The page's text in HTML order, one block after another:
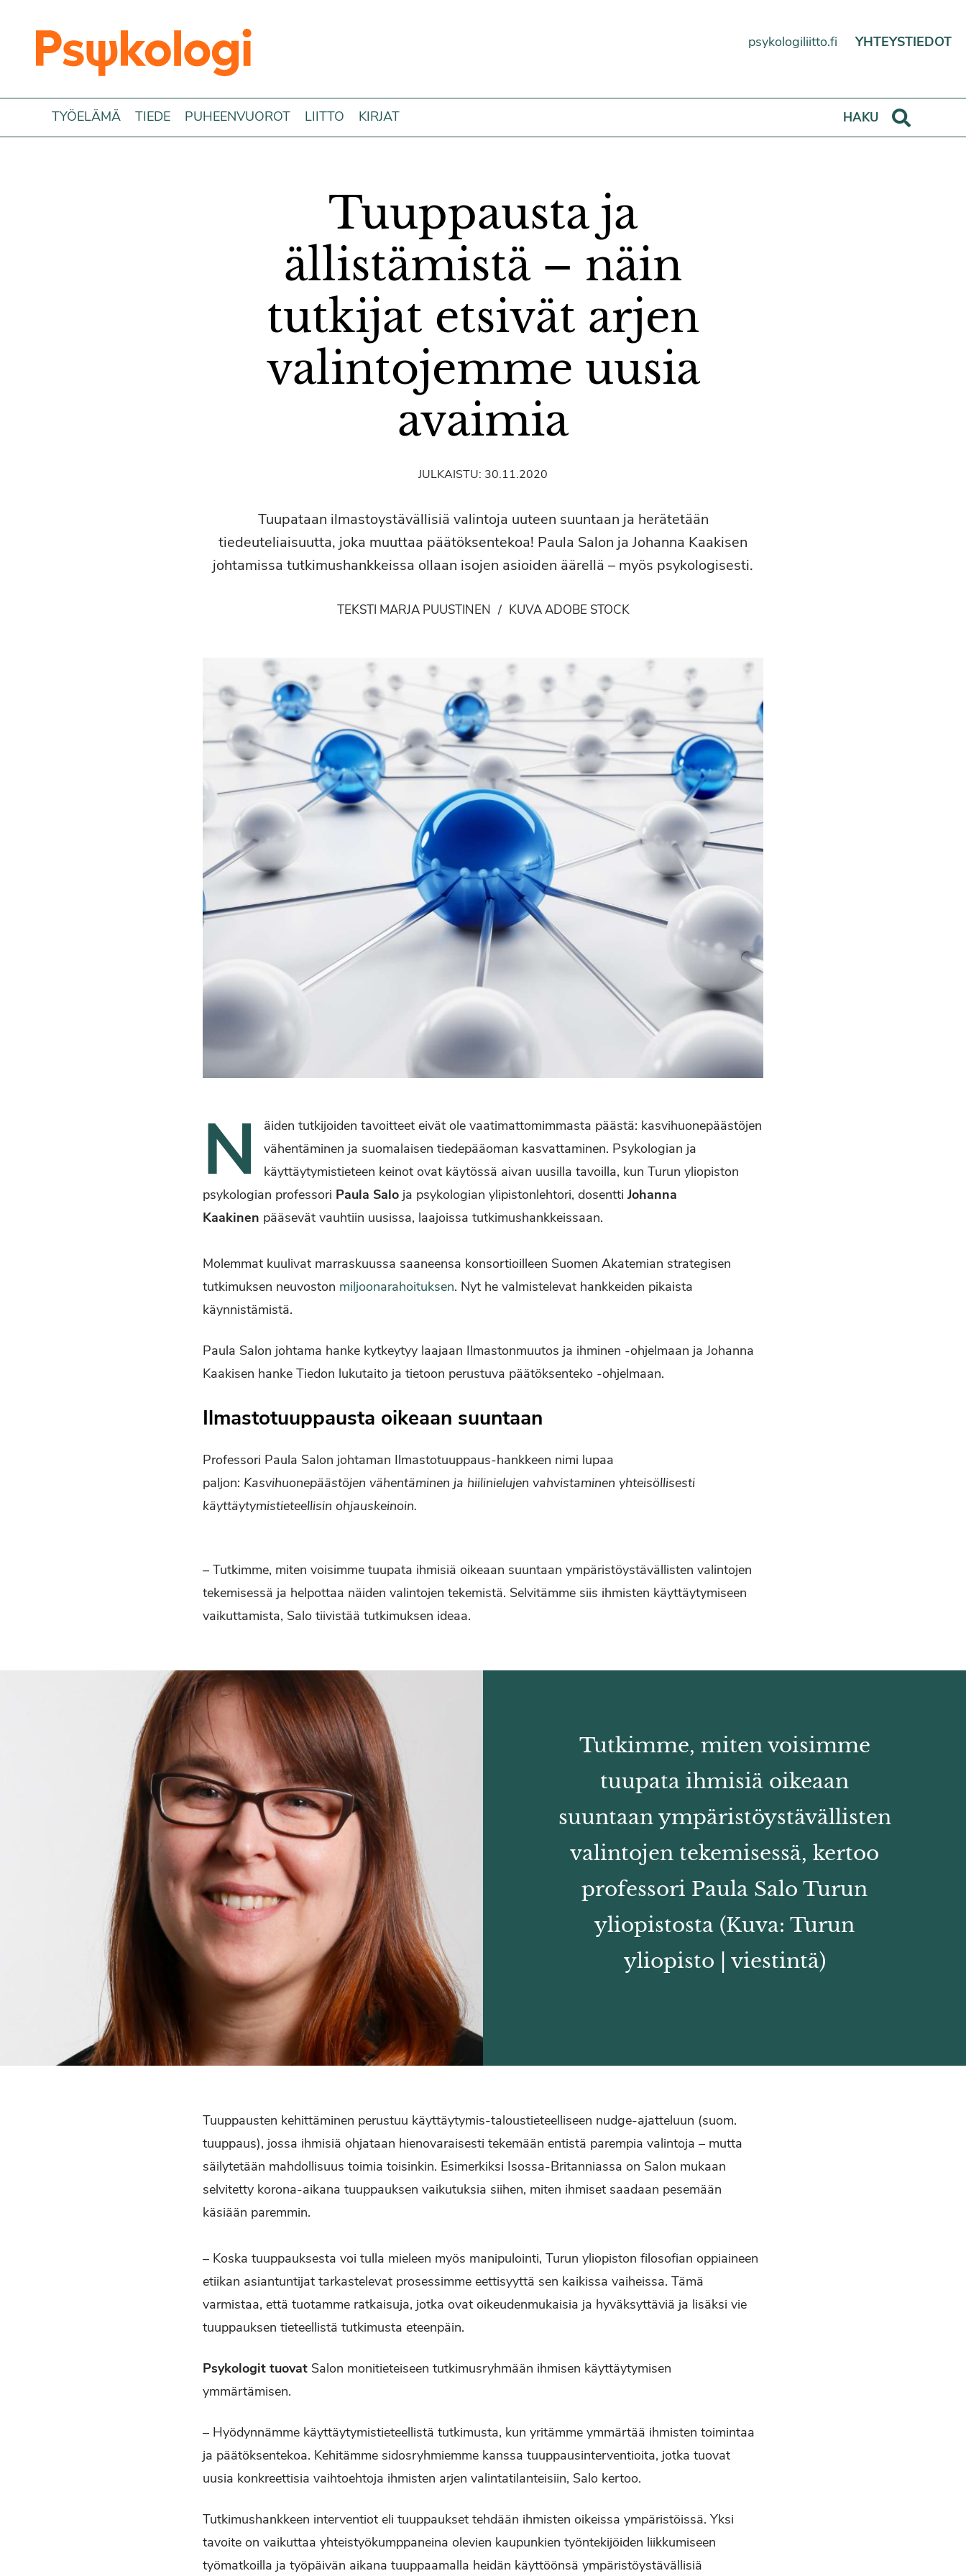
psykologiliitto.fi
YHTEYSTIEDOT
TYÖELÄMÄ TIEDE PUHEENVUOROT LIITTO KIRJAT
HAKU
Tuuppausta ja
ällistämistä – näin
tutkijat etsivät arjen
valintojemme uusia
avaimia
JULKAISTU: 30.11.2020
Tuupataan ilmastoystävällisiä valintoja uuteen suuntaan ja herätetään
tiedeuteliaisuutta, joka muuttaa päätöksentekoa! Paula Salon ja Johanna Kaakisen
johtamissa tutkimushankkeissa ollaan isojen asioiden äärellä – myös psykologisesti.
TEKSTI MARJA PUUSTINEN / KUVA ADOBE STOCK
N
äiden tutkijoiden tavoitteet eivät ole vaatimattomimmasta päästä: kasvihuonepäästöjen
vähentäminen ja suomalaisen tiedepääoman kasvattaminen. Psykologian ja
käyttäytymistieteen keinot ovat käytössä aivan uusilla tavoilla, kun Turun yliopiston
psykologian professori Paula Salo ja psykologian ylipistonlehtori, dosentti Johanna
Kaakinen pääsevät vauhtiin uusissa, laajoissa tutkimushankkeissaan.
Molemmat kuulivat marraskuussa saaneensa konsortioilleen Suomen Akatemian strategisen
tutkimuksen neuvoston miljoonarahoituksen. Nyt he valmistelevat hankkeiden pikaista
käynnistämistä.
Paula Salon johtama hanke kytkeytyy laajaan Ilmastonmuutos ja ihminen -ohjelmaan ja Johanna
Kaakisen hanke Tiedon lukutaito ja tietoon perustuva päätöksenteko -ohjelmaan.
Ilmastotuuppausta oikeaan suuntaan
Professori Paula Salon johtaman Ilmastotuuppaus-hankkeen nimi lupaa
paljon: Kasvihuonepäästöjen vähentäminen ja hiilinielujen vahvistaminen yhteisöllisesti
käyttäytymistieteellisin ohjauskeinoin.
– Tutkimme, miten voisimme tuupata ihmisiä oikeaan suuntaan ympäristöystävällisten valintojen
tekemisessä ja helpottaa näiden valintojen tekemistä. Selvitämme siis ihmisten käyttäytymiseen
vaikuttamista, Salo tiivistää tutkimuksen ideaa.
Tutkimme, miten voisimme
tuupata ihmisiä oikeaan
suuntaan ympäristöystävällisten
valintojen tekemisessä, kertoo
professori Paula Salo Turun
yliopistosta (Kuva: Turun
yliopisto | viestintä)
Tuuppausten kehittäminen perustuu käyttäytymis-taloustieteelliseen nudge-ajatteluun (suom.
tuuppaus), jossa ihmisiä ohjataan hienovaraisesti tekemään entistä parempia valintoja – mutta
säilytetään mahdollisuus toimia toisinkin. Esimerkiksi Isossa-Britanniassa on Salon mukaan
selvitetty korona-aikana tuuppauksen vaikutuksia siihen, miten ihmiset saadaan pesemään
käsiään paremmin.
– Koska tuuppauksesta voi tulla mieleen myös manipulointi, Turun yliopiston filosofian oppiaineen
etiikan asiantuntijat tarkastelevat prosessimme eettisyyttä sen kaikissa vaiheissa. Tämä
varmistaa, että tuotamme ratkaisuja, jotka ovat oikeudenmukaisia ja hyväksyttäviä ja lisäksi vie
tuuppauksen tieteellistä tutkimusta eteenpäin.
Psykologit tuovat Salon monitieteiseen tutkimusryhmään ihmisen käyttäytymisen
ymmärtämisen.
– Hyödynnämme käyttäytymistieteellistä tutkimusta, kun yritämme ymmärtää ihmisten toimintaa
ja päätöksentekoa. Kehitämme sidosryhmiemme kanssa tuuppausinterventioita, jotka tuovat
uusia konkreettisia vaihtoehtoja ihmisten arjen valintatilanteisiin, Salo kertoo.
Tutkimushankkeen interventiot eli tuuppaukset tehdään ihmisten oikeissa ympäristöissä. Yksi
tavoite on vaikuttaa yhteistyökumppaneina olevien kaupunkien työntekijöiden liikkumiseen
työmatkoilla ja työpäivän aikana tuuppaamalla heidän käyttöönsä ympäristöystävällisiä